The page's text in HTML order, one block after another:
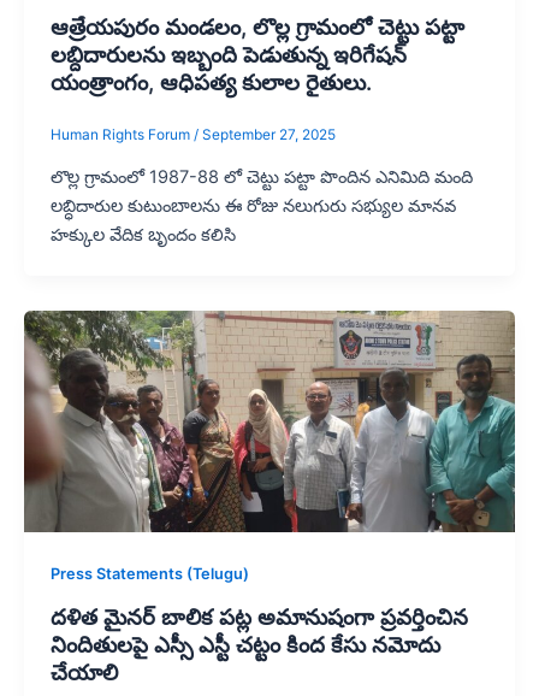
ఆత్రేయపురం మండలం, లొల్ల గ్రామంలో చెట్టు పట్టా
లబ్దిదారులను ఇబ్బంది పెడుతున్న ఇరిగేషన్
యంత్రాంగం, ఆధిపత్య కులాల రైతులు.
Human Rights Forum / September 27, 2025
లొల్ల గ్రామంలో 1987-88 లో చెట్టు పట్టా పొందిన ఎనిమిది మంది
లబ్ధిదారుల కుటుంబాలను ఈ రోజు నలుగురు సభ్యుల మానవ
హక్కుల వేదిక బృందం కలిసి
Press Statements (Telugu)
దళిత మైనర్ బాలిక పట్ల అమానుషంగా ప్రవర్తించిన
నిందితులపై ఎస్సీ ఎస్టీ చట్టం కింద కేసు నమోదు
చేయాలి